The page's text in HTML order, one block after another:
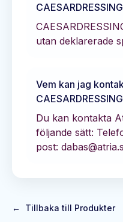
CAESARDRESSING
utan deklarerade
Vem kan jag
CAESARDRESSING
Du kan kontakta
följande sätt:
post:
← Tillbaka till Produkter